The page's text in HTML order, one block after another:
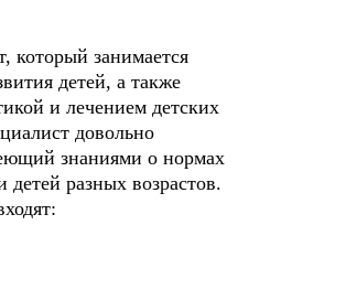
который занимается
детей, а также
и лечением детских
довольно
знаниями о нормах
детей разных возрастов.